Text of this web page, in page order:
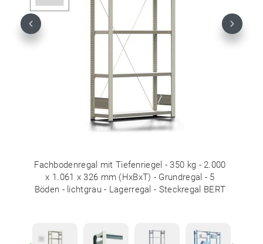
Fachbodenregal mit Tiefenriegel - 350 kg - 2.000
x 1.061 x 326 mm (HxBxT) - Grundregal - 5
Böden - lichtgrau - Lagerregal - Steckregal BERT
Previous Next